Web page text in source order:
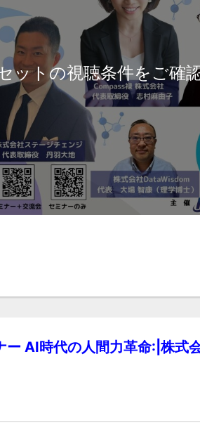
ットの視聴条件をご確
AI時代の人間力革命:|株式